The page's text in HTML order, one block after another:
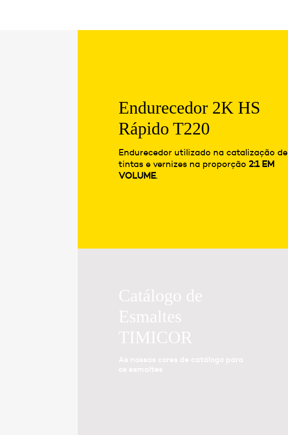
Endurecedor 2K HS
Rápido T220
Endurecedor utilizado na catalização de
tintas e vernizes na proporção 2:1 EM
VOLUME.
Catálogo de
Esmaltes
TIMICOR
As nossas cores de catálogo para
os esmaltes